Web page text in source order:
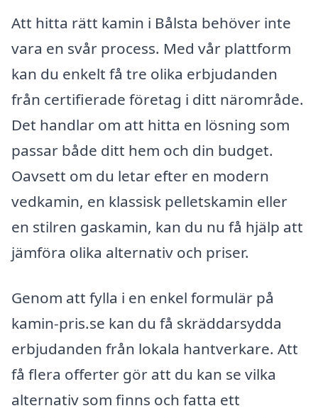
Att hitta rätt kamin i Bålsta behöver inte
vara en svår process. Med vår plattform
kan du enkelt få tre olika erbjudanden
från certifierade företag i ditt närområde.
Det handlar om att hitta en lösning som
passar både ditt hem och din budget.
Oavsett om du letar efter en modern
vedkamin, en klassisk pelletskamin eller
en stilren gaskamin, kan du nu få hjälp att
jämföra olika alternativ och priser.
Genom att fylla i en enkel formulär på
kamin-pris.se kan du få skräddarsydda
erbjudanden från lokala hantverkare. Att
få flera offerter gör att du kan se vilka
alternativ som finns och fatta ett